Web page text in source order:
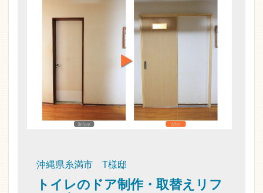
沖縄県糸満市 T様邸
トイレのドア制作・取替えリフ